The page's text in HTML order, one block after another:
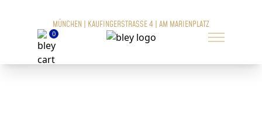
MÜNCHEN | KAUFINGERSTRASSE 4 | AM MARIENPLATZ
0